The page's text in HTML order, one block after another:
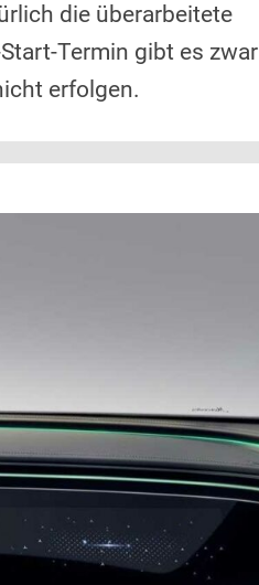
die überarbeitete
Termin gibt es zwar
erfolgen.